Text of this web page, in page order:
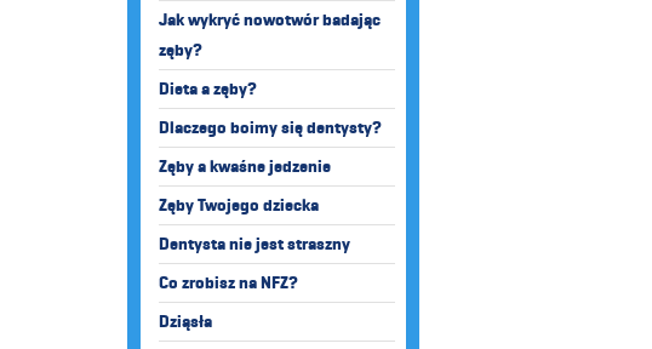
Jak wykryć nowotwór badając
zęby?
Dieta a zęby?
Dlaczego boimy się dentysty?
Zęby a kwaśne jedzenie
Zęby Twojego dziecka
Dentysta nie jest straszny
Co zrobisz na NFZ?
Dziąsła